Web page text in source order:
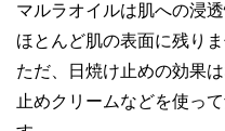
マルラオイルは肌への浸
ほとんど肌の表面に残りま
ただ、日焼け止めの効果
止めクリームなどを使っ